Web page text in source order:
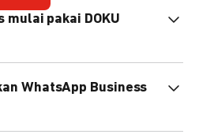
mulai pakai DOKU
Bisa juga pakai nomor
dimiliki sendiri, atau dari
Bisnis terverifikasi juga
WhatsApp Business